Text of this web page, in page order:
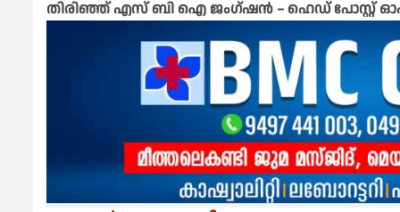
തിരിഞ്ഞ് എസ് ബി ഐ ജംഗ്ഷൻ – ഹെഡ് പോസ്റ്റ്